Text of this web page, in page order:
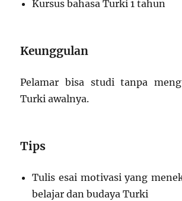
Kursus bahasa Turki 1 tahun
Keunggulan
Pelamar bisa studi tanpa
Turki awalnya.
Tips
Tulis esai motivasi yang
belajar dan budaya Turki